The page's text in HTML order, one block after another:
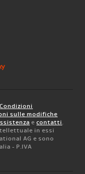
sulle modifiche
e contatti
in essi
AG e sono
- P.IVA